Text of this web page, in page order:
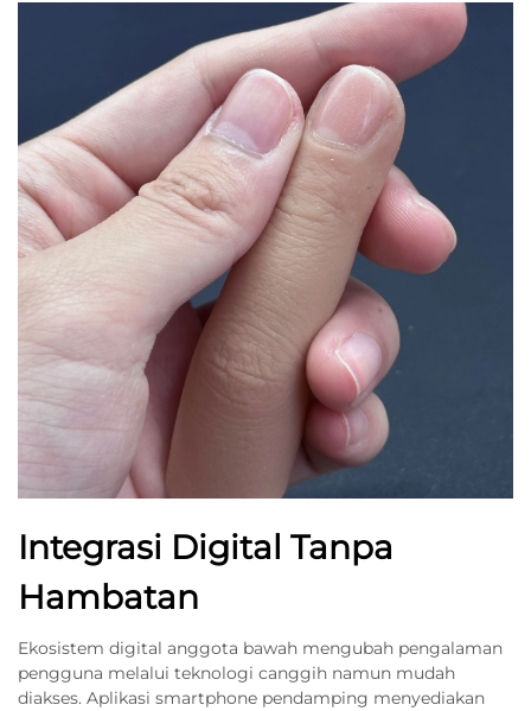
Integrasi Digital Tanpa
Hambatan
Ekosistem digital anggota bawah mengubah pengalaman
pengguna melalui teknologi canggih namun mudah
diakses. Aplikasi smartphone pendamping menyediakan